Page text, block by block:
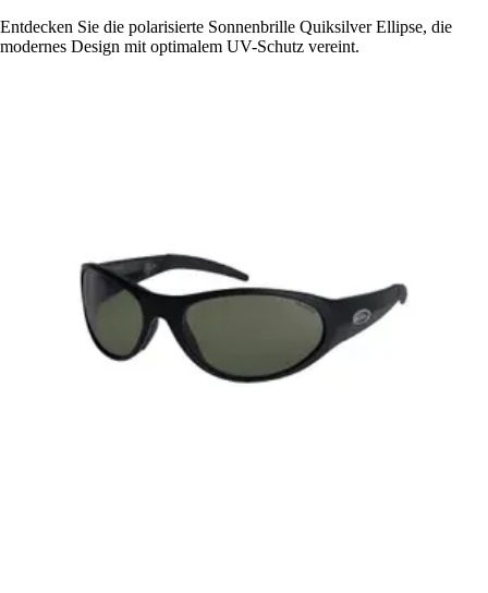
Entdecken Sie die polarisierte Sonnenbrille Quiksilver Ellipse, die
modernes Design mit optimalem UV-Schutz vereint.